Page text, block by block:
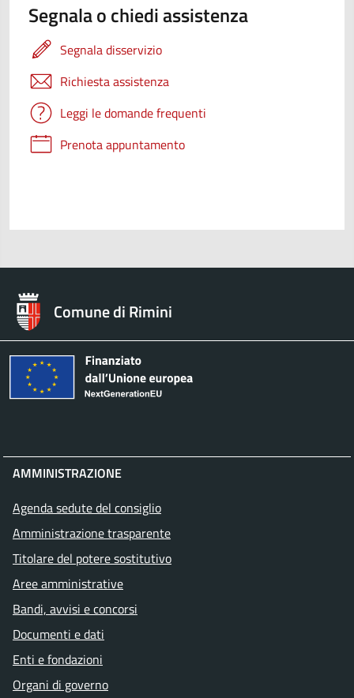
Segnala o chiedi assistenza
Segnala disservizio
Richiesta assistenza
Leggi le domande frequenti
Prenota appuntamento
Comune di Rimini
AMMINISTRAZIONE
Agenda sedute del consiglio
Amministrazione trasparente
Titolare del potere sostitutivo
Aree amministrative
Bandi, avvisi e concorsi
Documenti e dati
Enti e fondazioni
Organi di governo